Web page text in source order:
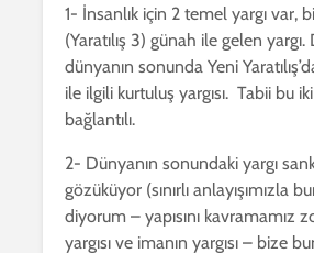
1- İnsanlık için 2 temel yargı var,
(Yaratılış 3) günah ile gelen yargı.
dünyanın sonunda Yeni
ile ilgili kurtuluş yargısı. Tabii bu
bağlantılı.
2- Dünyanın sonundaki yargı
gözüküyor (sınırlı anlayışımızla
diyorum – yapısını kavramamız
yargısı ve imanın yargısı – bize